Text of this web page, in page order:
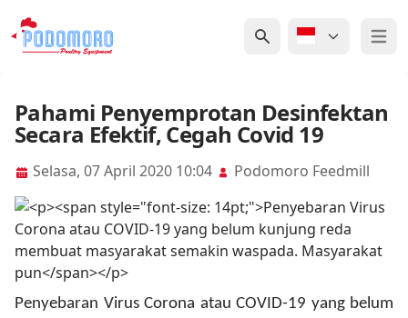
Open
Pahami Penyemprotan Desinfektan
Secara Efektif, Cegah Covid 19
Selasa, 07 April 2020 10:04 Podomoro Feedmill
Penyebaran Virus Corona atau COVID-19 yang belum